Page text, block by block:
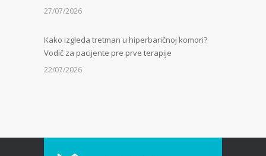
27/07/2026
Kako izgleda tretman u hiperbaričnoj komori?
Vodič za pacijente pre prve terapije
22/07/2026